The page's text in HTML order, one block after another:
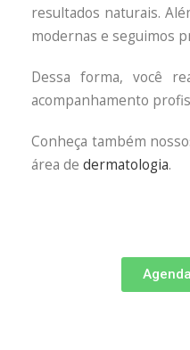
resultados naturais.
modernas e seguimos
Dessa forma, você
acompanhamento
Conheça também
área de dermatologia.